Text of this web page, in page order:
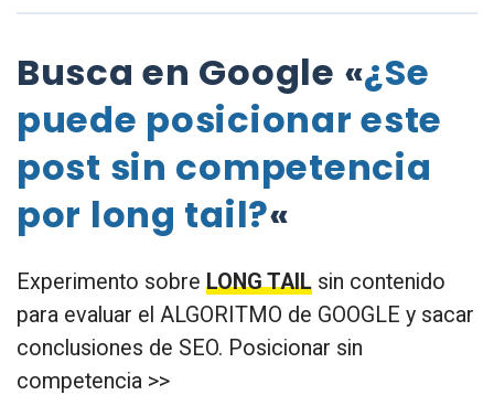
Busca en Google «¿Se
puede posicionar este
post sin competencia
por long tail?«
Experimento sobre LONG TAIL sin contenido
para evaluar el ALGORITMO de GOOGLE y sacar
conclusiones de SEO. Posicionar sin
competencia >>